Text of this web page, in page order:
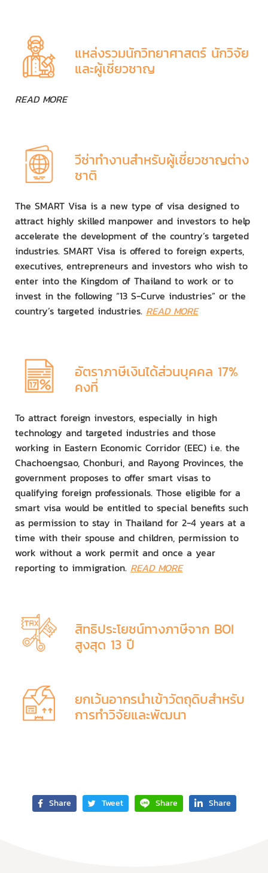
แหล่งรวมนักวิทยาศาสตร์ นักวิจัย
และผู้เชี่ยวชาญ
READ MORE
วีซ่าทำงานสำหรับผู้เชี่ยวชาญต่าง
ชาติ
The SMART Visa is a new type of visa designed to
attract highly skilled manpower and investors to help
accelerate the development of the country’s targeted
industries. SMART Visa is offered to foreign experts,
executives, entrepreneurs and investors who wish to
enter into the Kingdom of Thailand to work or to
invest in the following “13 S-Curve industries” or the
country’s targeted industries. READ MORE
อัตราภาษีเงินได้ส่วนบุคคล 17%
คงที่
To attract foreign investors, especially in high
technology and targeted industries and those
working in Eastern Economic Corridor (EEC) i.e. the
Chachoengsao, Chonburi, and Rayong Provinces, the
government proposes to offer smart visas to
qualifying foreign professionals. Those eligible for a
smart visa would be entitled to special benefits such
as permission to stay in Thailand for 2-4 years at a
time with their spouse and children, permission to
work without a work permit and once a year
reporting to immigration. READ MORE
สิทธิประโยชน์ทางภาษีจาก BOI
สูงสุด 13 ปี
ยกเว้นอากรนำเข้าวัตถุดิบสำหรับ
การทำวิจัยและพัฒนา
Share Tweet Share Share